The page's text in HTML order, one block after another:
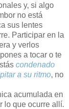
y, si algo
no está
sus lentes
Participar en la
y verlos
a tocar o te
condenado
a su ritmo, no
acumulada en
lo que ocurre allí.